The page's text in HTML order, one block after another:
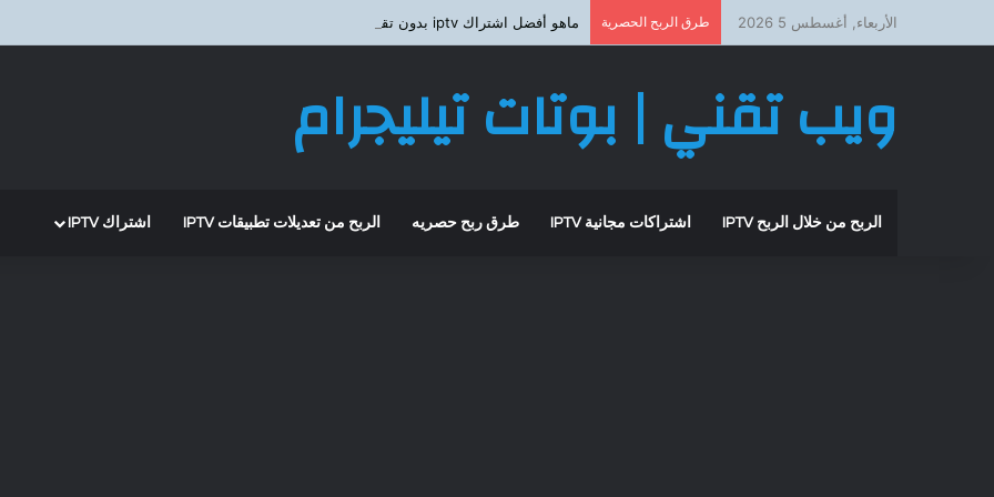
الأربعاء, أغسطس 5 2026 طرق الربح الحصرية ماهو أفضل اشتراك iptv بدون تقيطع ؟
ويب تقني | بوتات تيليجرام
الربح من خلال الربح IPTV اشتراكات مجانية IPTV طرق ربح حصريه الربح من تعديلات تطبيقات IPTV اشتراك IPTV